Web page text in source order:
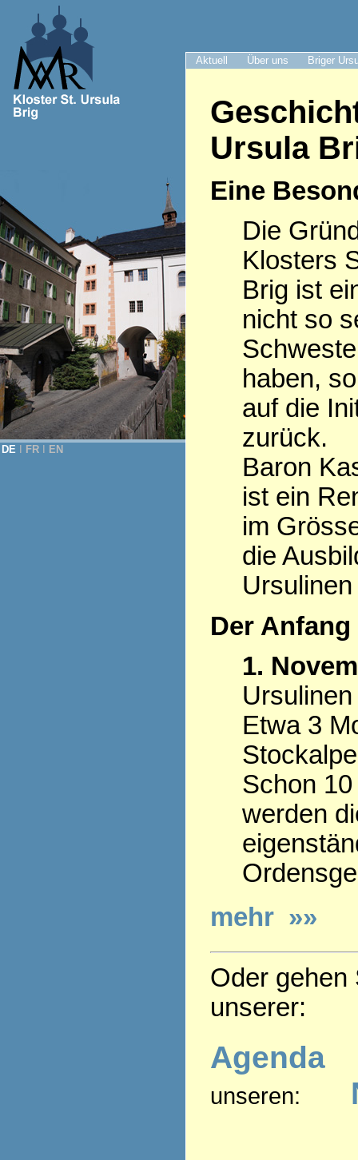
Aktuell Über uns Briger
DE FR EN
Ursula
Eine
Die
Klosters
Brig ist
nicht so
haben,
auf die
zurück.
Baron
ist ein
im
die
Der Anfang
1.
Etwa 3
Schon
werden
mehr »»
Oder gehen
unserer:
Agenda
unseren: